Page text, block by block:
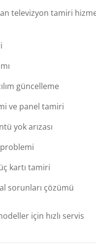
televizyon tamiri
güncelleme
ve panel tamiri
yok arızası
problemi
kartı tamiri
sorunları çözümü
için hızlı servis